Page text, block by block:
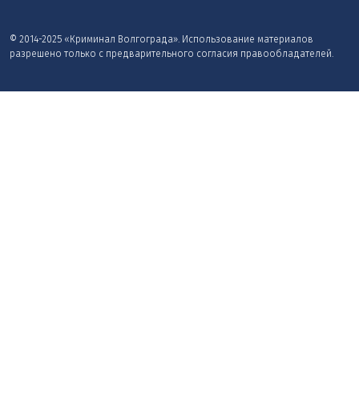
© 2014-2025 «Криминал Волгограда». Использование материалов
разрешено только с предварительного согласия правообладателей.